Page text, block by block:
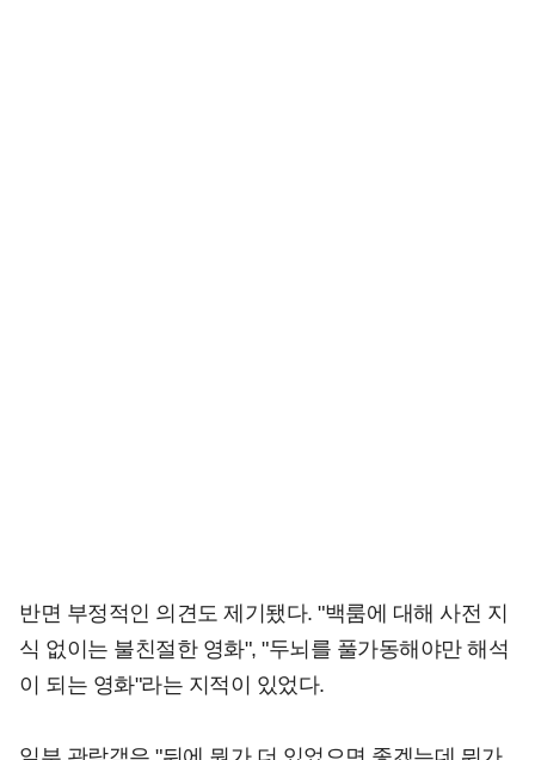
반면 부정적인 의견도 제기됐다. "백룸에 대해 사전 지
식 없이는 불친절한 영화", "두뇌를 풀가동해야만 해석
이 되는 영화"라는 지적이 있었다.